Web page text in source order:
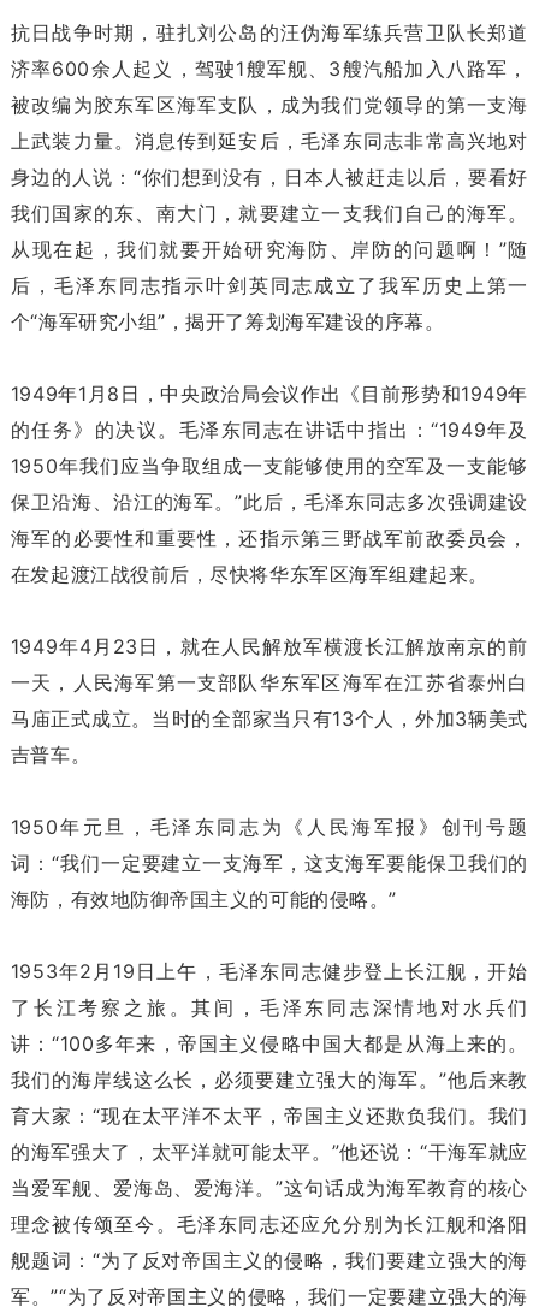
抗日战争时期，驻扎刘公岛的汪伪海军练兵营卫队长郑道
济率600余人起义，驾驶1艘军舰、3艘汽船加入八路军，
被改编为胶东军区海军支队，成为我们党领导的第一支海
上武装力量。消息传到延安后，毛泽东同志非常高兴地对
身边的人说：“你们想到没有，日本人被赶走以后，要看好
我们国家的东、南大门，就要建立一支我们自己的海军。
从现在起，我们就要开始研究海防、岸防的问题啊！”随
后，毛泽东同志指示叶剑英同志成立了我军历史上第一
个“海军研究小组”，揭开了筹划海军建设的序幕。
1949年1月8日，中央政治局会议作出《目前形势和1949年
的任务》的决议。毛泽东同志在讲话中指出：“1949年及
1950年我们应当争取组成一支能够使用的空军及一支能够
保卫沿海、沿江的海军。”此后，毛泽东同志多次强调建设
海军的必要性和重要性，还指示第三野战军前敌委员会，
在发起渡江战役前后，尽快将华东军区海军组建起来。
1949年4月23日，就在人民解放军横渡长江解放南京的前
一天，人民海军第一支部队华东军区海军在江苏省泰州白
马庙正式成立。当时的全部家当只有13个人，外加3辆美式
吉普车。
1950年元旦，毛泽东同志为《人民海军报》创刊号题
词：“我们一定要建立一支海军，这支海军要能保卫我们的
海防，有效地防御帝国主义的可能的侵略。”
1953年2月19日上午，毛泽东同志健步登上长江舰，开始
了长江考察之旅。其间，毛泽东同志深情地对水兵们
讲：“100多年来，帝国主义侵略中国大都是从海上来的。
我们的海岸线这么长，必须要建立强大的海军。”他后来教
育大家：“现在太平洋不太平，帝国主义还欺负我们。我们
的海军强大了，太平洋就可能太平。”他还说：“干海军就应
当爱军舰、爱海岛、爱海洋。”这句话成为海军教育的核心
理念被传颂至今。毛泽东同志还应允分别为长江舰和洛阳
舰题词：“为了反对帝国主义的侵略，我们要建立强大的海
军。”“为了反对帝国主义的侵略，我们一定要建立强大的海